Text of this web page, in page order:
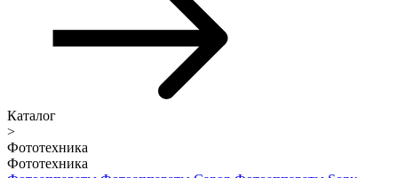
Каталог
>
Фототехника
Фототехника